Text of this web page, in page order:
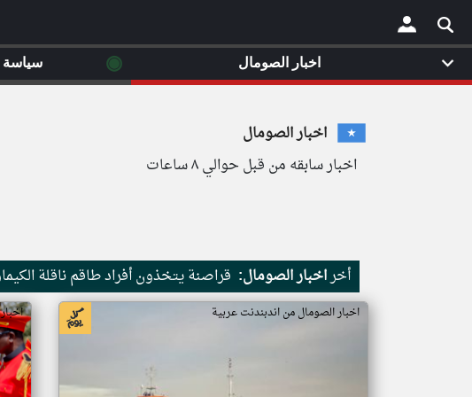
×
اخبار الصومال
اخبار سابقه من قبل حوالي ٨ ساعات
أخراخبار الصومال: قراصنة يتخذون أفراد طاقم ناقلة
اخبار الصومال من اندبندنت عربية
اخبار الصومال ◉ سياسة